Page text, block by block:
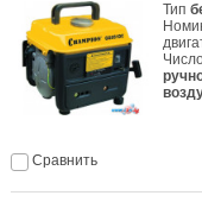
Тип
Сравнить